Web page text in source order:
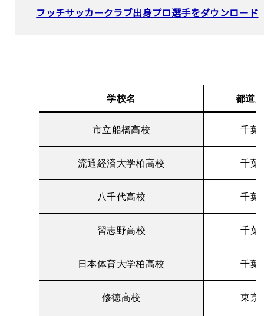
フッチサッカークラブ出身プロ選手をダウンロード
学校名 都道
市立船橋高校 千葉
流通経済大学柏高校 千葉
八千代高校 千葉
習志野高校 千葉
日本体育大学柏高校 千葉
修徳高校 東京